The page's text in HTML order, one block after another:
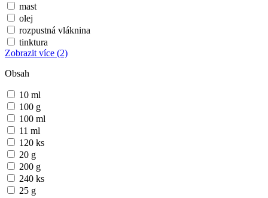
mast
olej
rozpustná vláknina
tinktura
Zobrazit více (2)
Obsah
10 ml
100 g
100 ml
11 ml
120 ks
20 g
200 g
240 ks
25 g